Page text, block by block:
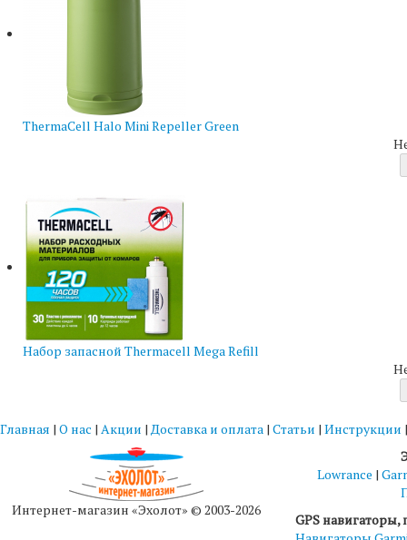
ThermaCell Halo Mini Repeller Green
Набор запасной Thermacell Mega Refill
Главная | О нас | Акции |Доставка и оплата | Статьи | Инструкции
Интернет-магазин «Эхолот» © 2003-2026
Lowrance |
GPS